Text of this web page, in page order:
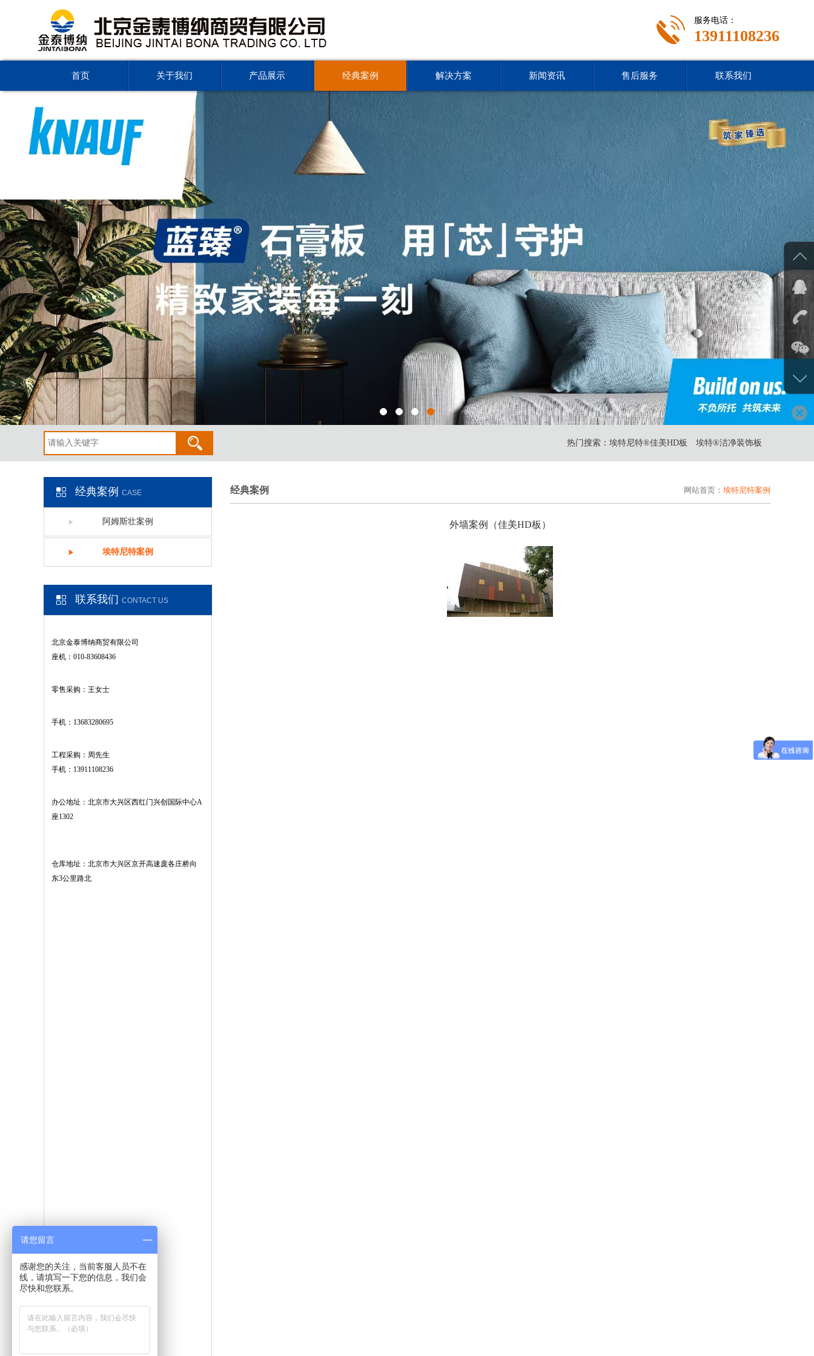
服务电话：
13911108236
首页 关于我们 产品展示 经典案例 解决方案 新闻资讯 售后服务 联系我们
热门搜索： 埃特尼特®佳美HD板 埃特®洁净装饰板
经典案例 CASE
阿姆斯壮案例
埃特尼特案例
联系我们 CONTACT US
北京金泰博纳商贸有限公司
座机：010-83608436
零售采购：王女士
手机：13683280695
工程采购：周先生
手机：13911108236
办公地址：北京市大兴区西红门兴创国际中心A
座1302
仓库地址：北京市大兴区京开高速庞各庄桥向
东3公里路北
店面地址：河北廊坊市固安南开发区世
纪路南口（昌达和家五金市场）
办公地址：北京市大兴区西红门北一街
经典案例 网站首页： 埃特尼特案例
外墙案例（佳美HD板）
请您留言
感谢您的关注，当前客服人员不在
线，请填写一下您的信息，我们会
尽快和您联系。